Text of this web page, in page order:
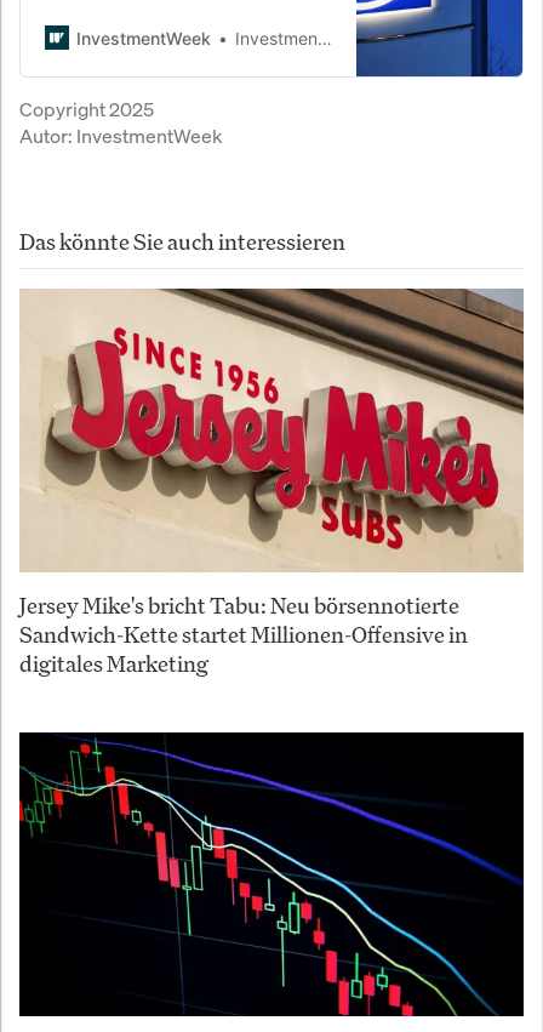
Verlust von einer Milliarde Euro,
unter Druck.
InvestmentWeek InvestmentWeek
Copyright 2025
Autor: InvestmentWeek
Das könnte Sie auch interessieren
Jersey Mike's bricht Tabu: Neu börsennotierte
Sandwich-Kette startet Millionen-Offensive in
digitales Marketing